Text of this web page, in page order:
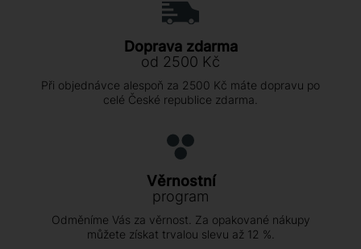
Doprava zdarma
od 2500 Kč
Při objednávce alespoň za 2500 Kč máte dopravu po
celé České republice zdarma.
Věrnostní
program
Odměníme Vás za věrnost. Za opakované nákupy
můžete získat trvalou slevu až 12 %.